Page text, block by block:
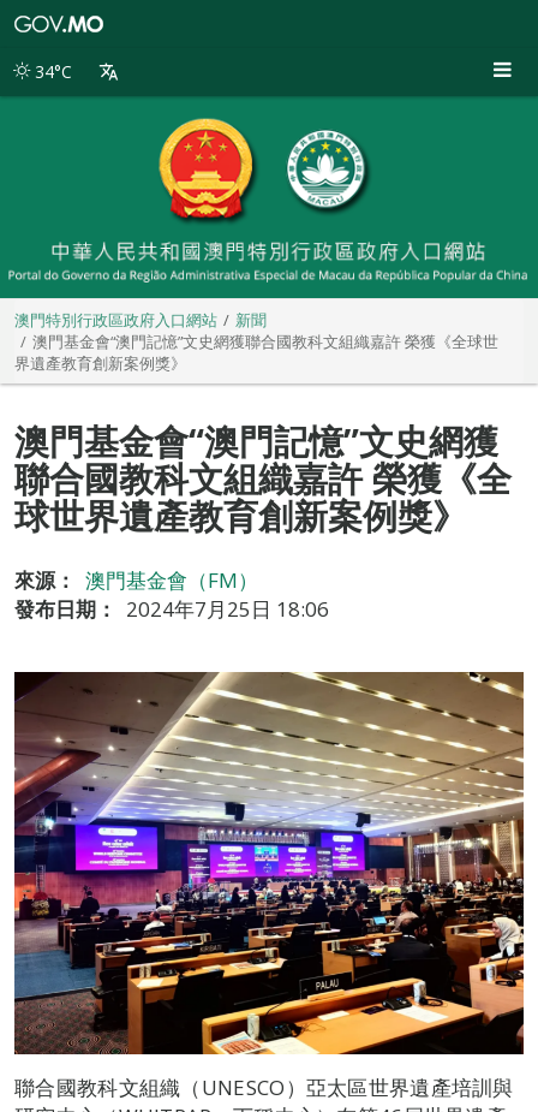
別
34°C
澳門特別行政區政府入口網站
新聞
澳門基金會“澳門記憶”文史網獲聯合國教科文組織嘉許 榮獲《全球世
界遺產教育創新案例獎》
澳門基金會“澳門記憶”文史網獲
聯合國教科文組織嘉許 榮獲《全
球世界遺產教育創新案例獎》
來源：
澳門基金會（FM）
發布日期：
2024年7月25日 18:06
聯合國教科文組織（UNESCO）亞太區世界遺產培訓與